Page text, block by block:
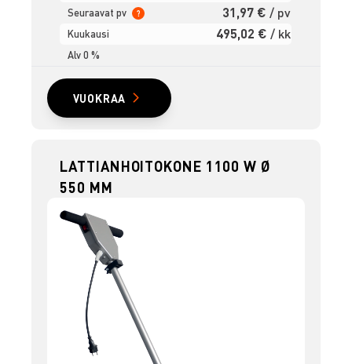
Seuraavat pv ? 31,97 € / pv
Kuukausi 495,02 € / kk
Alv 0 %
VUOKRAA
LATTIANHOITOKONE 1100 W Ø
550 MM